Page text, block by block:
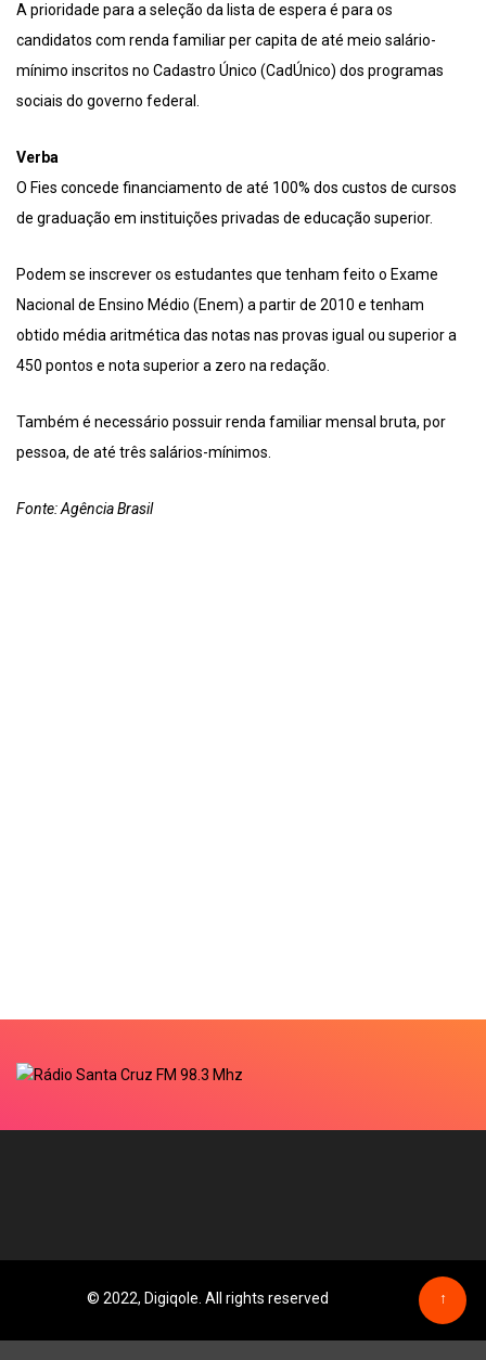
A prioridade para a seleção da lista de espera é para os
candidatos com renda familiar per capita de até meio salário-
mínimo inscritos no Cadastro Único (CadÚnico) dos programas
sociais do governo federal.
Verba
O Fies concede financiamento de até 100% dos custos de cursos
de graduação em instituições privadas de educação superior.
Podem se inscrever os estudantes que tenham feito o Exame
Nacional de Ensino Médio (Enem) a partir de 2010 e tenham
obtido média aritmética das notas nas provas igual ou superior a
450 pontos e nota superior a zero na redação.
Também é necessário possuir renda familiar mensal bruta, por
pessoa, de até três salários-mínimos.
Fonte: Agência Brasil
© 2022, Digiqole. All rights reserved ↑